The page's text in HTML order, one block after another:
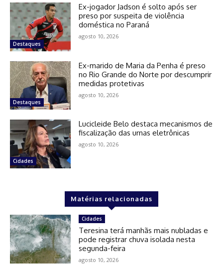
Destaques
Ex-jogador Jadson é solto após ser
preso por suspeita de violência
doméstica no Paraná
agosto 10, 2026
Destaques
Ex-marido de Maria da Penha é preso
no Rio Grande do Norte por descumprir
medidas protetivas
agosto 10, 2026
Cidades
Lucicleide Belo destaca mecanismos de
fiscalização das urnas eletrônicas
agosto 10, 2026
Matérias relacionadas
Cidades
Teresina terá manhãs mais nubladas e
pode registrar chuva isolada nesta
segunda-feira
agosto 10, 2026